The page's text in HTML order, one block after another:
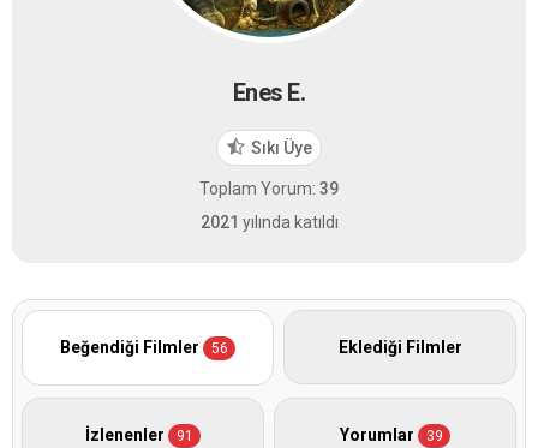
Enes E.
Sıkı Üye
Toplam Yorum: 39
2021 yılında katıldı
Beğendiği Filmler 56 Eklediği Filmler
İzlenenler 91 Yorumlar 39